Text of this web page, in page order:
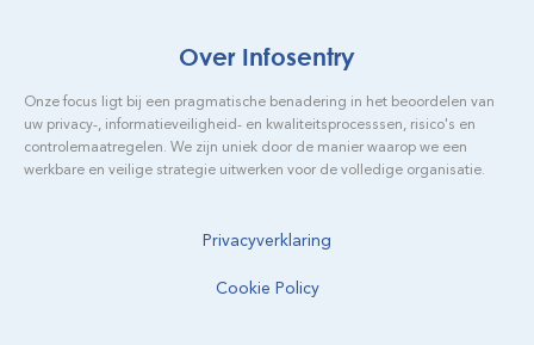
Over Infosentry
Onze focus ligt bij een pragmatische benadering in het beoordelen van
uw privacy-, informatieveiligheid- en kwaliteitsprocesssen, risico's en
controlemaatregelen. We zijn uniek door de manier waarop we een
werkbare en veilige strategie uitwerken voor de volledige organisatie.
Privacyverklaring
Cookie Policy